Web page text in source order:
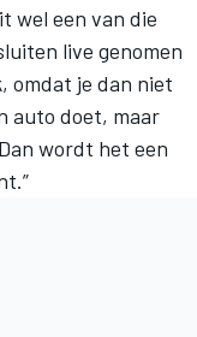
wel een van die
live genomen
omdat je dan niet
auto doet, maar
wordt het een